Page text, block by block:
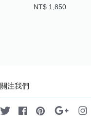
NT$ 1,850
關注我們
Twitter FacebookPinterest Google